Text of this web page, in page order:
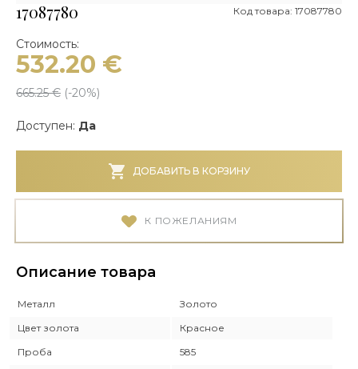
17087780 Код товара: 17087780
Стоимость:
532.20 €
665.25€ (-20%)
Доступен: Да
ДОБАВИТЬ В КОРЗИНУ
К ПОЖЕЛАНИЯМ
Описание товара
Металл
Золото
Цвет золота
Красное
Проба
585